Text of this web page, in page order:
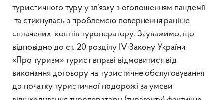
туристичного туру у зв’язку з оголошенням пандемії
та стикнулась з проблемою повернення раніше
сплачених коштів туроператору. Зауважимо, що
відповідно до ст. 20 розділу IV Закону України
«Про туризм» турист вправі відмовитися від
виконання договору на туристичне обслуговування
до початку туристичної подорожі за умови